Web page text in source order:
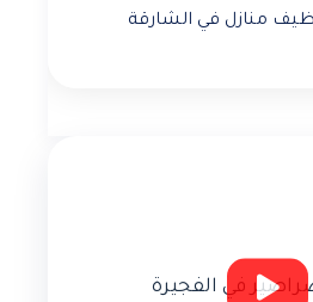
منازل في الشارقة